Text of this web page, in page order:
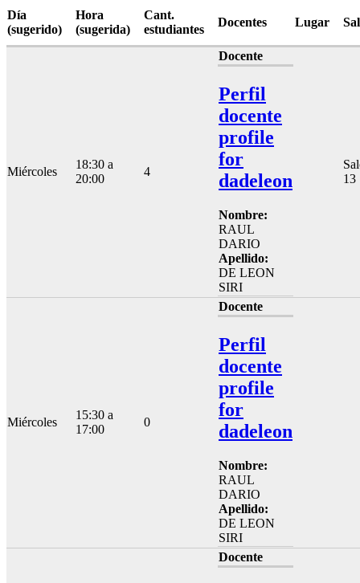
Día
(sugerido)
Hora
(sugerida)
Cant.
estudiantes
Docentes Lugar
Miércoles
18:30 a
20:00
4
Docente
Perfil
docente
profile
for
dadeleon
Nombre:
RAUL
DARIO
Apellido:
DE LEON
SIRI
13
Miércoles
15:30 a
17:00
0
Docente
Perfil
docente
profile
for
dadeleon
Nombre:
RAUL
DARIO
Apellido:
DE LEON
SIRI
Docente